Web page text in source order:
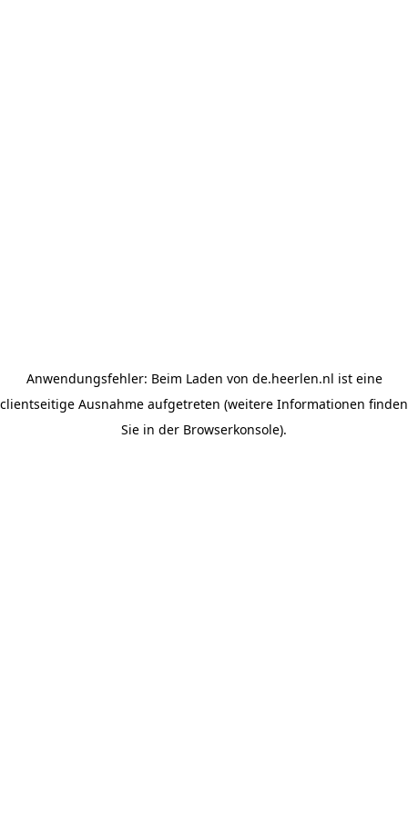
Anwendungsfehler: Beim Laden von de.heerlen.nl ist eine
clientseitige Ausnahme aufgetreten (weitere Informationen finden
Sie in der Browserkonsole).